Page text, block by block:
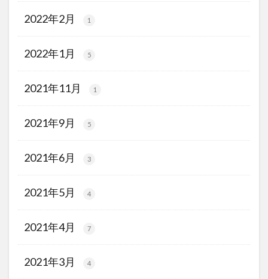
2022年2月 1
2022年1月 5
2021年11月 1
2021年9月 5
2021年6月 3
2021年5月 4
2021年4月 7
2021年3月 4